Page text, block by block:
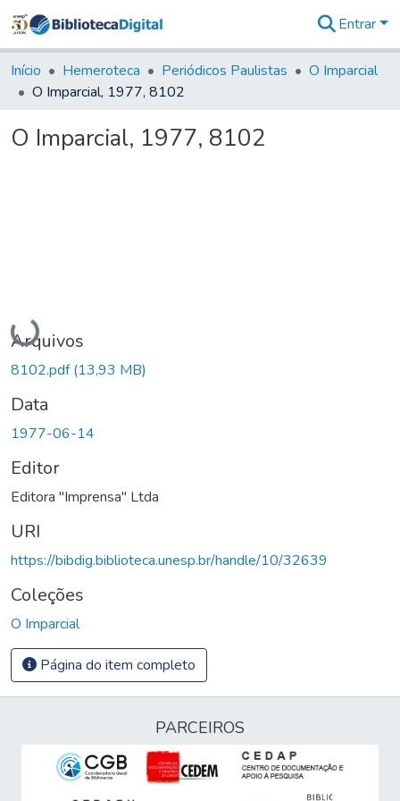
&
Coleções
Tudo na
Digital
Entrar
Início Hemeroteca Periódicos Paulistas
O Imparcial
O Imparcial, 1977, 8102
O Imparcial, 1977, 8102
Carregando...
Arquivos
8102.pdf(13,93 MB)
Data
1977-06-14
Editor
Editora "Imprensa" Ltda
URI
https://bibdig.biblioteca.unesp.br/handle/10/32639
Coleções
O Imparcial
Página do item completo
PARCEIROS